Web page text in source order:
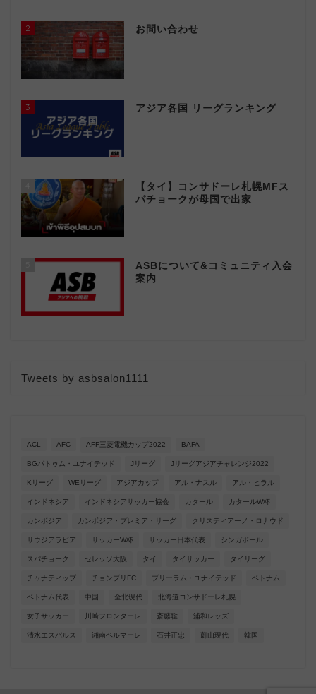
2 お問い合わせ
3 アジア各国 リーグランキング
【タイ】コンサドーレ札幌MFス
パチョークが母国で出家
ASBについて&コミュニティ入会
案内
Tweets by asbsalon1111
ACL AFC AFF三菱電機カップ2022 BAFA
BGパトゥム・ユナイテッド Jリーグ Jリーグアジアチャレンジ2022
Kリーグ WEリーグ アジアカップ アル・ナスル アル・ヒラル
インドネシア インドネシアサッカー協会 カタール カタールW杯
カンボジア カンボジア・プレミア・リーグ クリスティアーノ・ロナウド
サウジアラビア サッカーW杯 サッカー日本代表 シンガポール
スパチョーク セレッソ大阪 タイ タイサッカー タイリーグ
チャナティップ チョンブリFC ブリーラム・ユナイテッド ベトナム
ベトナム代表 中国 全北現代 北海道コンサドーレ札幌
女子サッカー 川崎フロンターレ 斎藤聡 浦和レッズ
清水エスパルス 湘南ベルマーレ 石井正忠 蔚山現代 韓国